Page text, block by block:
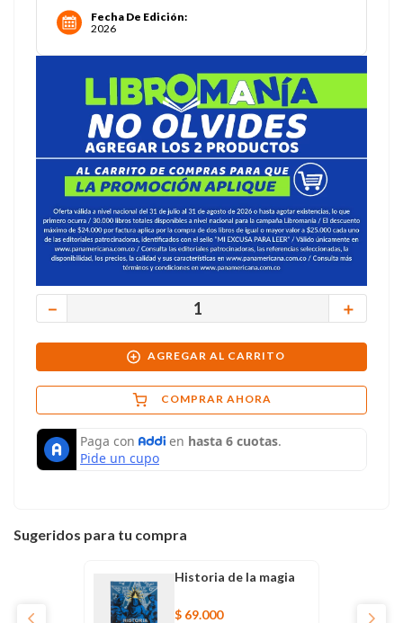
Fecha De Edición:
2026
＋
－
AGREGAR AL CARRITO
COMPRAR AHORA
Sugeridos para tu compra
Historia de la magia
$ 69.000